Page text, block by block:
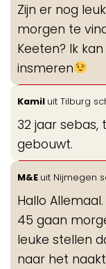
Zijn er nog
morgen te
Keeten? Ik
insmeren
Kamil uit Tilburg
32 jaar
gebouwt.
M&E uit Nijmegen
Hallo
45 gaan
leuke stellen
naar het